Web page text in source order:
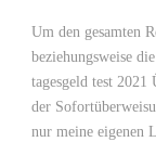
Um den gesamten
beziehungsweise
tagesgeld test 2021
der
nur meine eigenen